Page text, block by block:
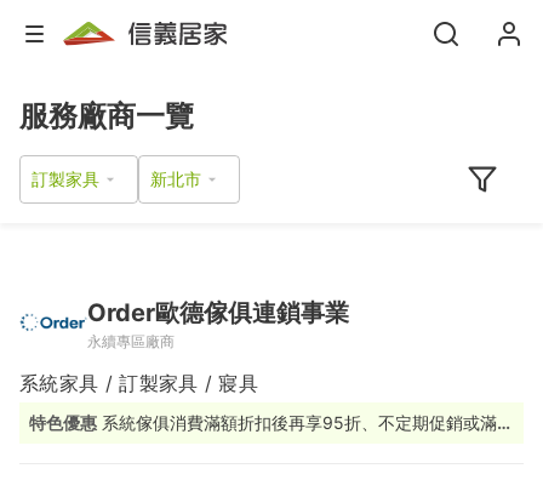
服務廠商一覽
訂製家具
Order歐德傢俱連鎖事業
永續專區廠商
系統家具 / 訂製家具 / 寢具
特色優惠 系統傢俱消費滿額折扣後再享95折、不定期促銷或滿額